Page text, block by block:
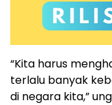
“Kita harus
terlalu banyak
di negara kita,”